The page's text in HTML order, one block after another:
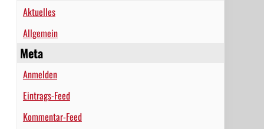
Aktuelles
Allgemein
Meta
Anmelden
Eintrags-Feed
Kommentar-Feed